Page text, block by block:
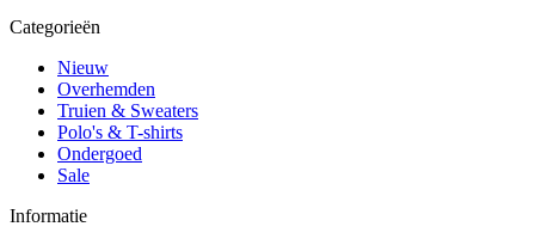
Categorieën
Nieuw
Overhemden
Truien & Sweaters
Polo's & T-shirts
Ondergoed
Sale
Informatie